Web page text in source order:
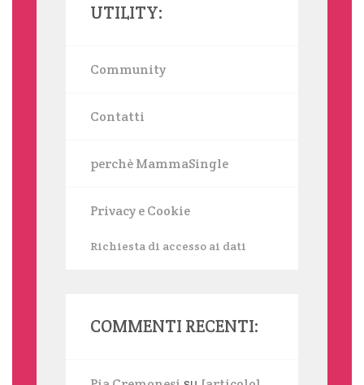
UTILITY:
Community
Contatti
perchè MammaSingle
Privacy e Cookie
Richiesta di accesso ai dati
COMMENTI RECENTI: